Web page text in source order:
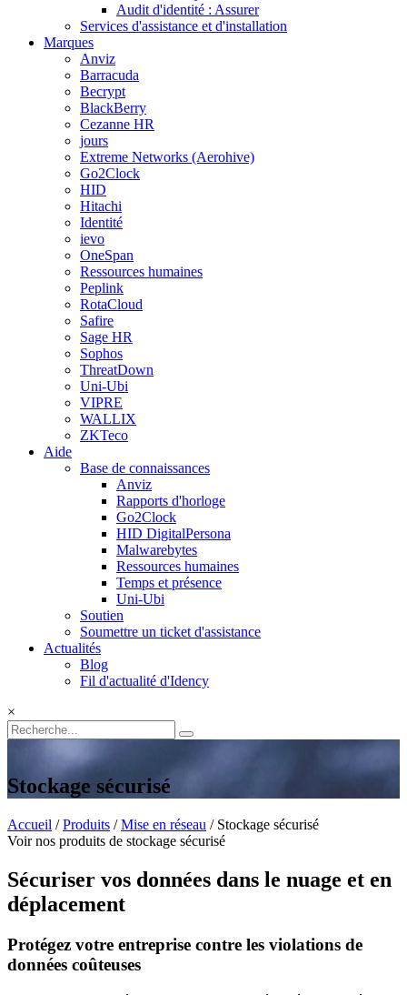
Audit d'identité : Assurer
Services d'assistance et d'installation
Marques
Anviz
Barracuda
Becrypt
BlackBerry
Cezanne HR
jours
Extreme Networks (Aerohive)
Go2Clock
HID
Hitachi
Identité
ievo
OneSpan
Ressources humaines
Peplink
RotaCloud
Safire
Sage HR
Sophos
ThreatDown
Uni-Ubi
VIPRE
WALLIX
ZKTeco
Aide
Base de connaissances
Anviz
Rapports d'horloge
Go2Clock
HID DigitalPersona
Malwarebytes
Ressources humaines
Temps et présence
Uni-Ubi
Soutien
Soumettre un ticket d'assistance
Actualités
Blog
Fil d'actualité d'Idency
×
Stockage sécurisé
Accueil /Produits /Mise en réseau / Stockage sécurisé
Voir nos produits de stockage sécurisé
Sécuriser vos données dans le nuage et en
déplacement
Protégez votre entreprise contre les violations de
données coûteuses